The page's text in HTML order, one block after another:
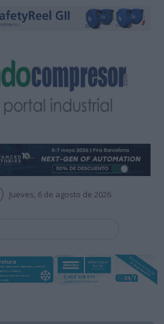
Jueves, 6 de agosto de 2026